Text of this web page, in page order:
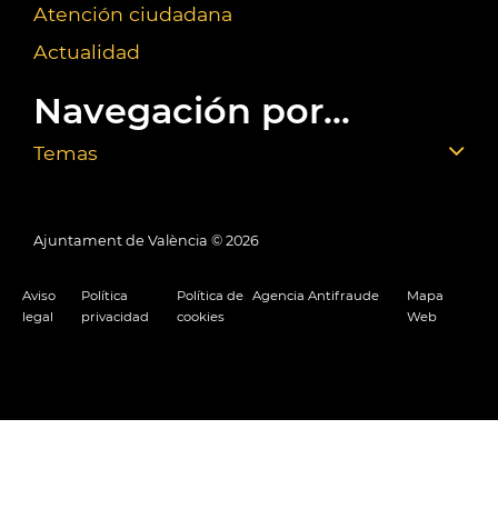
Atención ciudadana
Actualidad
Navegación por...
Temas
Ajuntament de València © 2026
Aviso
legal
Política
privacidad
Política de
cookies
Agencia Antifraude
Mapa
Web